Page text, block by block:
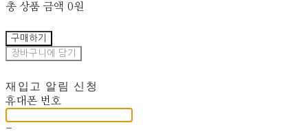
총 상품 금액 0원
구매하기
장바구니에 담기
재입고 알림 신청
휴대폰 번호
-